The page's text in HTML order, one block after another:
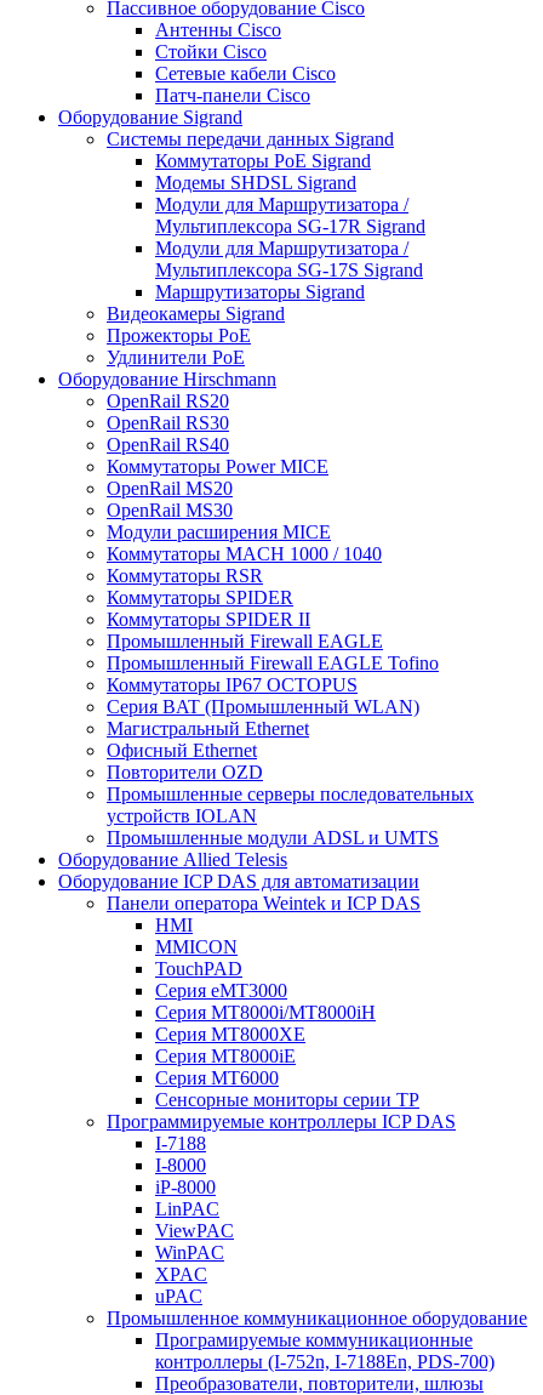
Пассивное оборудование Cisco
Антенны Cisco
Стойки Cisco
Сетевые кабели Cisco
Патч-панели Cisco
Оборудование Sigrand
Системы передачи данных Sigrand
Коммутаторы PoE Sigrand
Модемы SHDSL Sigrand
Модули для Маршрутизатора /
Мультиплексора SG-17R Sigrand
Модули для Маршрутизатора /
Мультиплексора SG-17S Sigrand
Маршрутизаторы Sigrand
Видеокамеры Sigrand
Прожекторы PoE
Удлинители PoE
Оборудование Hirschmann
OpenRail RS20
OpenRail RS30
OpenRail RS40
Коммутаторы Power MICE
OpenRail MS20
OpenRail MS30
Модули расширения MICE
Коммутаторы MACH 1000 / 1040
Коммутаторы RSR
Коммутаторы SPIDER
Коммутаторы SPIDER II
Промышленный Firewall EAGLE
Промышленный Firewall EAGLE Tofino
Коммутаторы IP67 OCTOPUS
Серия BAT (Промышленный WLAN)
Магистральный Ethernet
Офисный Ethernet
Повторители OZD
Промышленные серверы последовательных
устройств IOLAN
Промышленные модули ADSL и UMTS
Оборудование Allied Telesis
Оборудование ICP DAS для автоматизации
Панели оператора Weintek и ICP DAS
HMI
MMICON
TouchPAD
Серия eMT3000
Серия MT8000i/MT8000iH
Серия MT8000XE
Серия MT8000iE
Серия MT6000
Сенсорные мониторы серии TP
Программируемые контроллеры ICP DAS
I-7188
I-8000
iP-8000
LinPAC
ViewPAC
WinPAC
XPAC
uPAC
Промышленное коммуникационное оборудование
Програмируемые коммуникационные
контроллеры (I-752n, I-7188En, PDS-700)
Преобразователи, повторители, шлюзы